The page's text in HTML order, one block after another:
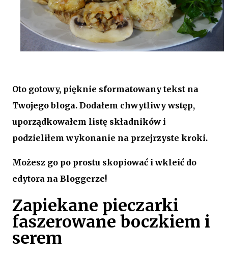
Oto gotowy, pięknie sformatowany tekst na
Twojego bloga. Dodałem chwytliwy wstęp,
uporządkowałem listę składników i
podzieliłem wykonanie na przejrzyste kroki.
Możesz go po prostu skopiować i wkleić do
edytora na Bloggerze!
Zapiekane pieczarki
faszerowane boczkiem i
serem